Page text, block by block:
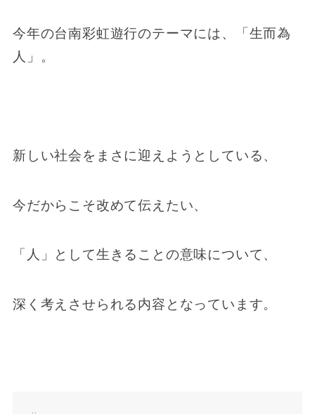
今年の台南彩虹遊行のテーマには、「生而為
人」。
新しい社会をまさに迎えようとしている、
今だからこそ改めて伝えたい、
「人」として生きることの意味について、
深く考えさせられる内容となっています。